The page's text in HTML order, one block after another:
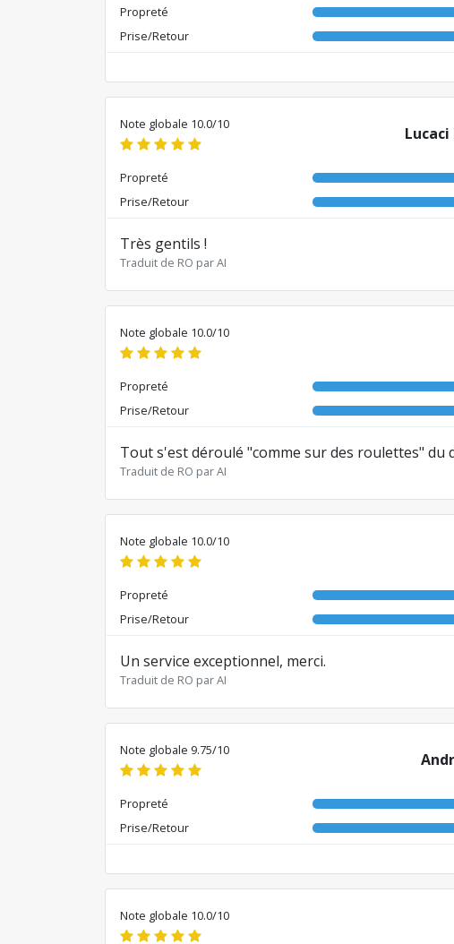
Propreté
Prise/Retour
Note globale 10.0/10 Lucaci
Propreté
Prise/Retour
Très gentils !
Traduit de RO par AI
Note globale 10.0/10
Propreté
Prise/Retour
Tout s'est déroulé "comme sur des roulettes" du
Traduit de RO par AI
Note globale 10.0/10
Propreté
Prise/Retour
Un service exceptionnel, merci.
Traduit de RO par AI
Note globale 9.75/10
Propreté
Prise/Retour
Note globale 10.0/10